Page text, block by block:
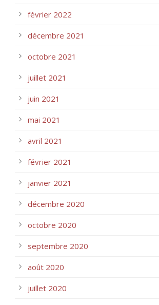
février 2022
décembre 2021
octobre 2021
juillet 2021
juin 2021
mai 2021
avril 2021
février 2021
janvier 2021
décembre 2020
octobre 2020
septembre 2020
août 2020
juillet 2020